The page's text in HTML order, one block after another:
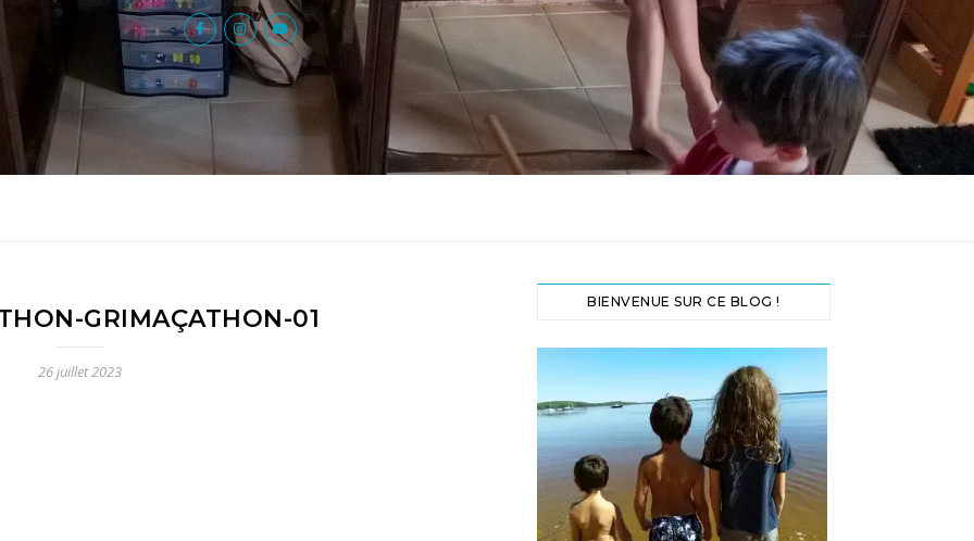
GRIMAÇATHON-01
26 juillet 2023
BIENVENUE SUR CE BLOG !